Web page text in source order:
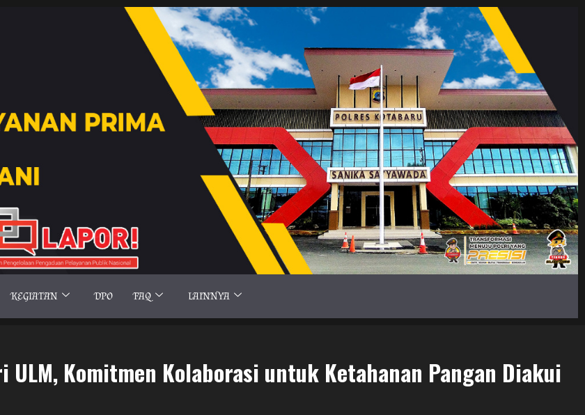
KEGIATAN DPO FAQ LAINNYA
ULM, Komitmen Kolaborasi untuk Ketahanan Pangan Diakui